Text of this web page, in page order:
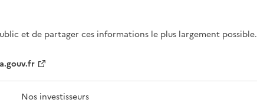
et de partager ces informations le plus largement possible.
Nos investisseurs